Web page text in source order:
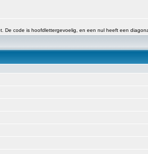
De code is hoofdlettergevoelig, en een nul heeft een